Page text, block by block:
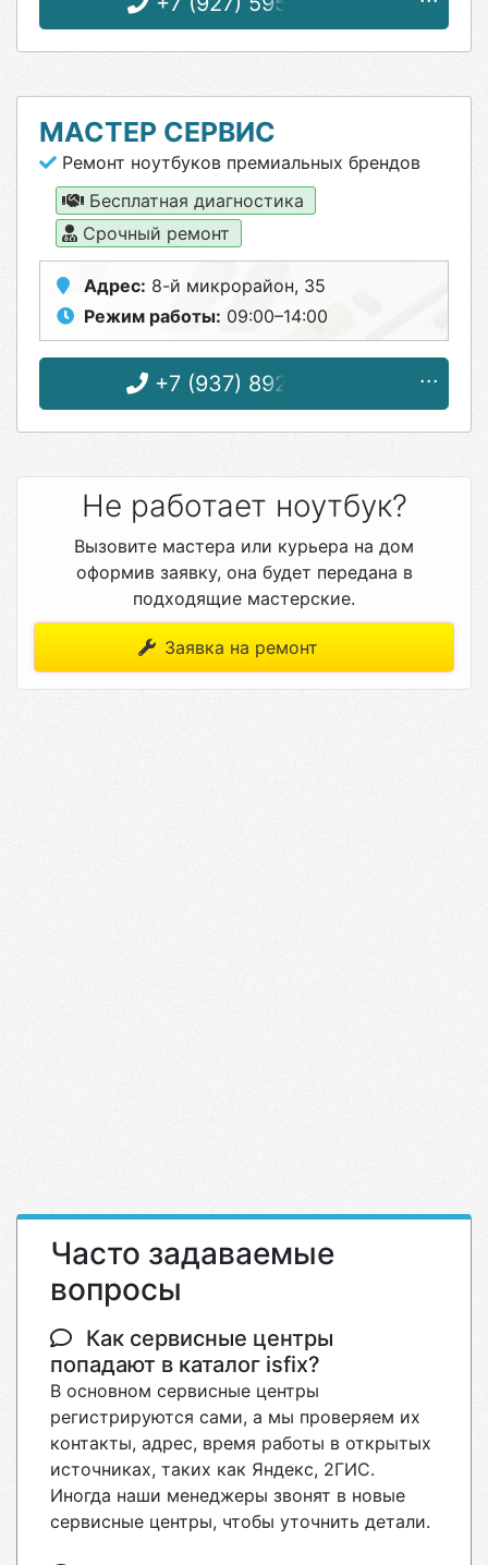
МАСТЕР СЕРВИС
Ремонт ноутбуков премиальных брендов
Бесплатная диагностика
Срочный ремонт
Адрес: 8-й микрорайон, 35
Режим работы: 09:00–14:00
+7 (937) 892-32-53
Не работает ноутбук?
Вызовите мастера или курьера на дом
оформив заявку, она будет передана в
подходящие мастерские.
Заявка на ремонт
Часто задаваемые
вопросы
Как сервисные центры
попадают в каталог isfix?
В основном сервисные центры
регистрируются сами, а мы проверяем их
контакты, адрес, время работы в открытых
источниках, таких как Яндекс, 2ГИС.
Иногда наши менеджеры звонят в новые
сервисные центры, чтобы уточнить детали.